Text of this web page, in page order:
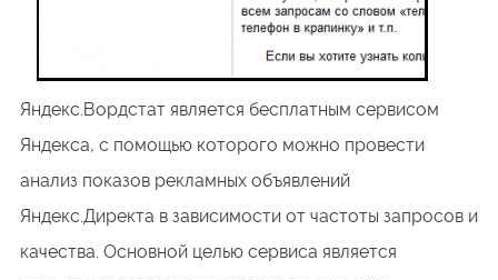
Яндекс.Вордстат является бесплатным сервисом
Яндекса, с помощью которого можно провести
анализ показов рекламных объявлений
Яндекс.Директа в зависимости от частоты запросов и
качества. Основной целью сервиса является